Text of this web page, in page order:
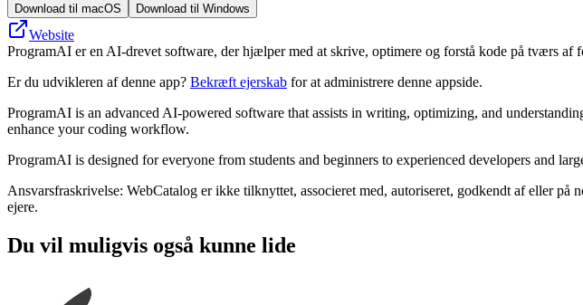
Download til macOS Download til Windows
Website
ProgramAI er en AI-drevet software, der hjælper med at skrive, optimere og forstå kode på tværs af
Er du udvikleren af denne app? Bekræft ejerskab for at administrere denne appside.
ProgramAI is an advanced AI-powered software that assists in writing, optimizing, and
enhance your coding workflow.
ProgramAI is designed for everyone from students and beginners to experienced developers and
Ansvarsfraskrivelse: WebCatalog er ikke tilknyttet, associeret med, autoriseret, godkendt af eller
ejere.
Du vil muligvis også kunne lide